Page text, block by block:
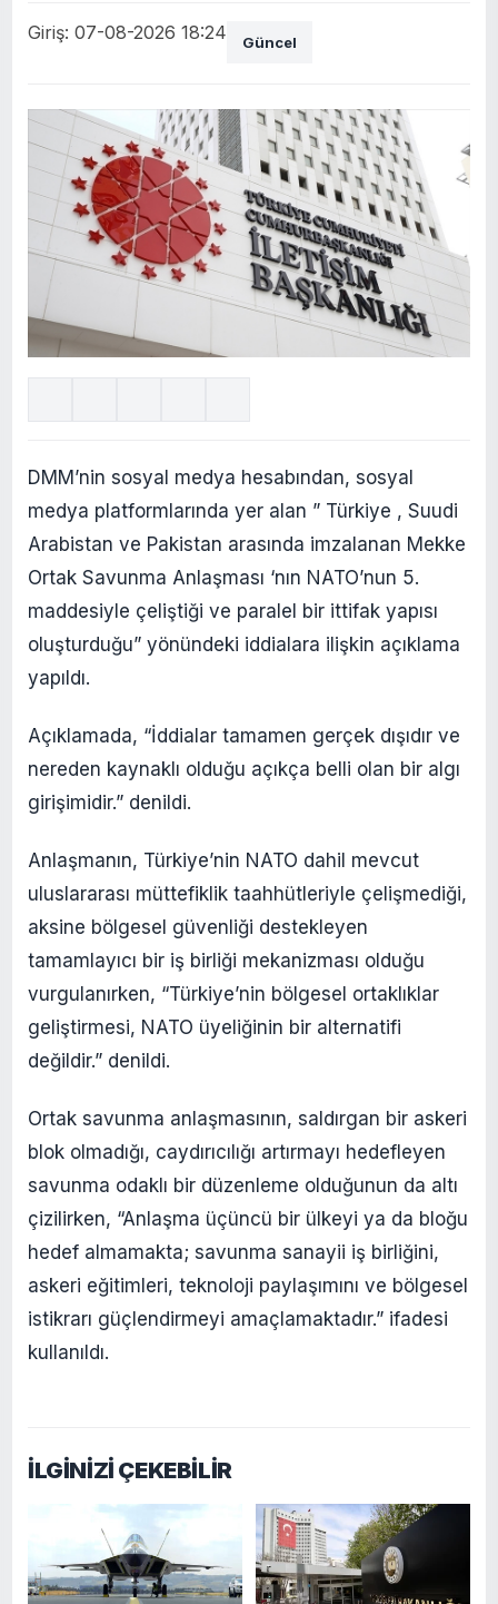
Giriş: 07-08-2026 18:24 Güncel
DMM’nin sosyal medya hesabından, sosyal
medya platformlarında yer alan ” Türkiye , Suudi
Arabistan ve Pakistan arasında imzalanan Mekke
Ortak Savunma Anlaşması ‘nın NATO’nun 5.
maddesiyle çeliştiği ve paralel bir ittifak yapısı
oluşturduğu” yönündeki iddialara ilişkin açıklama
yapıldı.
Açıklamada, “İddialar tamamen gerçek dışıdır ve
nereden kaynaklı olduğu açıkça belli olan bir algı
girişimidir.” denildi.
Anlaşmanın, Türkiye’nin NATO dahil mevcut
uluslararası müttefiklik taahhütleriyle çelişmediği,
aksine bölgesel güvenliği destekleyen
tamamlayıcı bir iş birliği mekanizması olduğu
vurgulanırken, “Türkiye’nin bölgesel ortaklıklar
geliştirmesi, NATO üyeliğinin bir alternatifi
değildir.” denildi.
Ortak savunma anlaşmasının, saldırgan bir askeri
blok olmadığı, caydırıcılığı artırmayı hedefleyen
savunma odaklı bir düzenleme olduğunun da altı
çizilirken, “Anlaşma üçüncü bir ülkeyi ya da bloğu
hedef almamakta; savunma sanayii iş birliğini,
askeri eğitimleri, teknoloji paylaşımını ve bölgesel
istikrarı güçlendirmeyi amaçlamaktadır.” ifadesi
kullanıldı.
İLGİNİZİ ÇEKEBİLİR